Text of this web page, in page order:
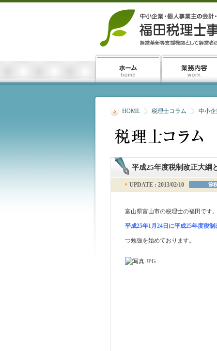
HOME 税理士コラム 中小
平成25年度税制改正大綱
UPDATE : 2013/02/10 節
富山県富山市の税理士の福田です
平成25年1月24日に平成25年度税
つ勉強を始めております。